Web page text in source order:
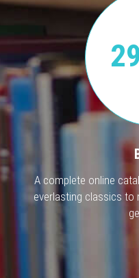
A complete online
everlasting classics to